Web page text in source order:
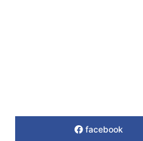
facebook